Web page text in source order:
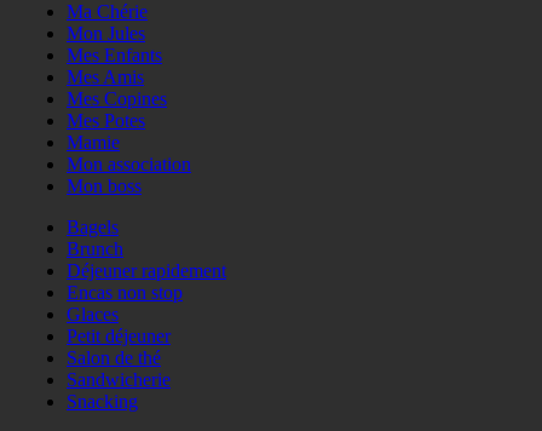
Ma Chérie
Mon Jules
Mes Enfants
Mes Amis
Mes Copines
Mes Potes
Mamie
Mon association
Mon boss
Bagels
Brunch
Déjeuner rapidement
Encas non stop
Glaces
Petit déjeuner
Salon de thé
Sandwicherie
Snacking